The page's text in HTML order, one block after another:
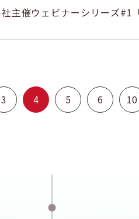
主催ウェビナーシリーズ#1
3 4 5 6 10